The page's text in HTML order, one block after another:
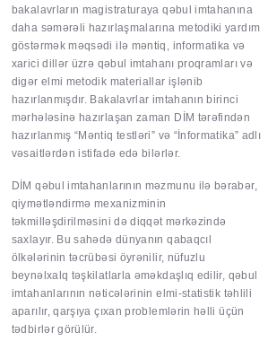
bakalavrların magistraturaya qəbul imtahanına
daha səmərəli hazırlaşmalarına metodiki yardım
göstərmək məqsədi ilə məntiq, informatika və
xarici dillər üzrə qəbul imtahanı proqramları və
digər elmi metodik materiallar işlənib
hazırlanmışdır. Bakalavrlar imtahanın birinci
mərhələsinə hazırlaşan zaman DİM tərəfindən
hazırlanmış “Məntiq testləri” və “İnformatika” adlı
vəsaitlərdən istifadə edə bilərlər.
DİM qəbul imtahanlarının məzmunu ilə bərabər,
qiymətləndirmə mexanizminin
təkmilləşdirilməsini də diqqət mərkəzində
saxlayır. Bu sahədə dünyanın qabaqcıl
ölkələrinin təcrübəsi öyrənilir, nüfuzlu
beynəlxalq təşkilatlarla əməkdaşlıq edilir, qəbul
imtahanlarının nəticələrinin elmi-statistik təhlili
aparılır, qarşıya çıxan problemlərin həlli üçün
tədbirlər görülür.